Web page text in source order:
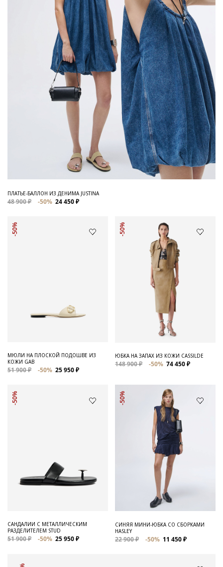
ПЛАТЬЕ-БАЛЛОН ИЗ ДЕНИМА JUSTINA
48 900 ₽ -50% 24 450 ₽
-50%
МЮЛИ НА ПЛОСКОЙ ПОДОШВЕ ИЗ
КОЖИ GAB
51 900 ₽ -50% 25 950 ₽
-50%
ЮБКА НА ЗАПАХ ИЗ КОЖИ CASSILDE
148 900 ₽ -50% 74 450 ₽
-50%
САНДАЛИИ С МЕТАЛЛИЧЕСКИМ
РАЗДЕЛИТЕЛЕМ STUD
51 900 ₽ -50% 25 950 ₽
-50%
СИНЯЯ МИНИ-ЮБКА СО СБОРКАМИ
HASLEY
22 900 ₽ -50% 11 450 ₽